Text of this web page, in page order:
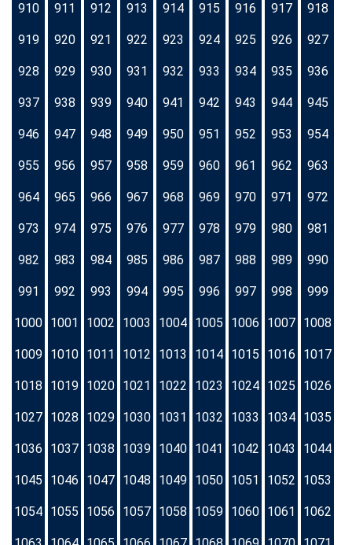
910 911 912 913 914 915 916 917 918
919 920 921 922 923 924 925 926 927
928 929 930 931 932 933 934 935 936
937 938 939 940 941 942 943 944 945
946 947 948 949 950 951 952 953 954
955 956 957 958 959 960 961 962 963
964 965 966 967 968 969 970 971 972
973 974 975 976 977 978 979 980 981
982 983 984 985 986 987 988 989 990
991 992 993 994 995 996 997 998 999
1000 1001 1002 1003 1004 1005 1006 1007 1008
1009 1010 1011 1012 1013 1014 1015 1016 1017
1018 1019 1020 1021 1022 1023 1024 1025 1026
1027 1028 1029 1030 1031 1032 1033 1034 1035
1036 1037 1038 1039 1040 1041 1042 1043 1044
1045 1046 1047 1048 1049 1050 1051 1052 1053
1054 1055 1056 1057 1058 1059 1060 1061 1062